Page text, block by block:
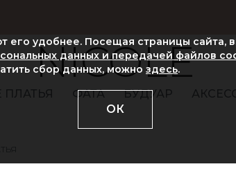
NICOLE
ПЛАТЬЯ ФАТА БУДУАР
его удобнее. Посещая страницы сайта,
данных и передачей файлов
сбор данных, можно здесь.
ОК